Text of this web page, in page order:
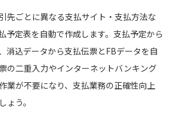
先ごとに異なる支払サイト・支払方法な
予定表を自動で作成します。支払予定から
消込データから支払伝票とFBデータを自
の二重入力やインターネットバンキング
業が不要になり、支払業務の正確性向上
ょう。